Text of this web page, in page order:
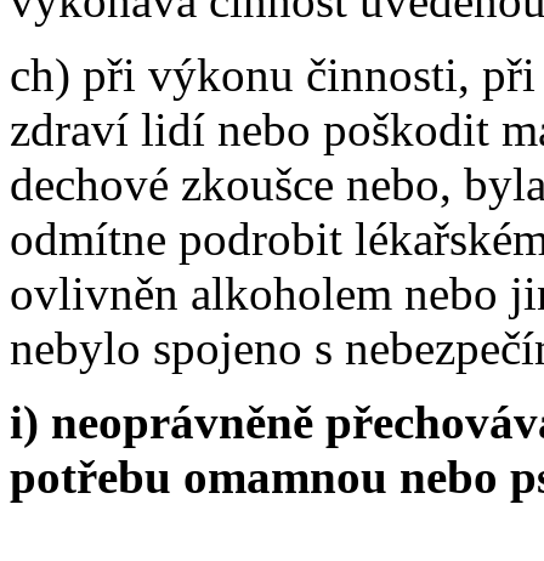
ch) při výkonu činnosti,
zdraví lidí nebo poškodit
dechové zkoušce nebo,
odmítne podrobit
ovlivněn alkoholem nebo
nebylo spojeno s
i) neoprávněně
potřebu omamnou nebo